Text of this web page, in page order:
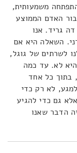
משמעותית,
האדם הממוצע
גריד. אנו
השאלה היא אם
לשרתים של גוגל,
לא. עד כמה
בתוך כל אחד
לא רק כדי
גם כדי להגיע
הדבר שאנו